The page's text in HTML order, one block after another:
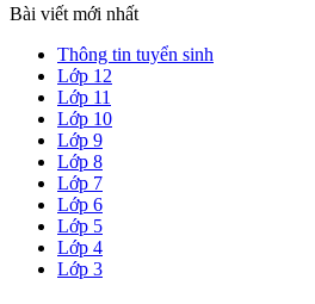
Bài viết mới nhất
Thông tin tuyển sinh
Lớp 12
Lớp 11
Lớp 10
Lớp 9
Lớp 8
Lớp 7
Lớp 6
Lớp 5
Lớp 4
Lớp 3